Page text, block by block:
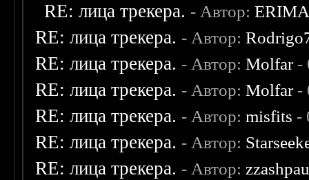
RE: лица трекера. - Автор:
RE: лица трекера. - Автор:
RE: лица трекера. - Автор:Molfar-
RE: лица трекера. - Автор:Molfar-
RE: лица трекера. - Автор:misfits -
RE: лица трекера. - Автор:
RE: лица трекера. - Автор: